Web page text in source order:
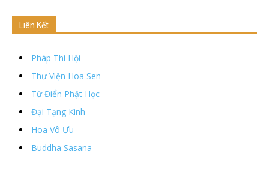
Liên Kết
Pháp Thí Hội
Thư Viện Hoa Sen
Từ Điển Phật Học
Đại Tạng Kinh
Hoa Vô Ưu
Buddha Sasana